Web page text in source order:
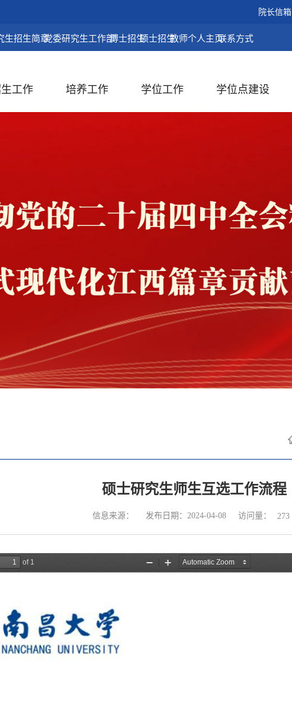
院长信箱
生招生简章党委研究生工作部博士招生硕士招生教师个人主页联系方式
工作 培养工作 学位工作 学位点建设
硕士研究生师生互选工作流程
信息来源： 发布日期：2024-04-08 访问量： 273